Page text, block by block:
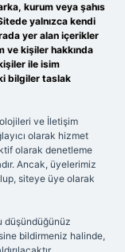
kurum veya şahıs
yalnızca kendi
yer alan içerikler
ve kişiler hakkında
ile isim
bilgiler taslak
ve İletişim
olarak hizmet
olarak denetleme
Ancak, üyelerimiz
siteye üye olarak
düşündüğünüz
bildirmeniz halinde,